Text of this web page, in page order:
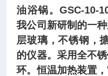
油浴锅。GSC-10-
我公司新研制的一
层玻璃，不锈钢，
的仪器。采用全不
环。恒温加热装置